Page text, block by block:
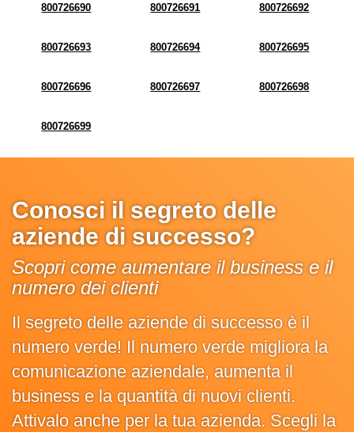
800726690 800726691 800726692
800726693 800726694 800726695
800726696 800726697 800726698
800726699
Conosci il segreto delle
aziende di successo?
Scopri come aumentare il business e il
numero dei clienti
Il segreto delle aziende di successo è il
numero verde! Il numero verde migliora la
comunicazione aziendale, aumenta il
business e la quantità di nuovi clienti.
Attivalo anche per la tua azienda. Scegli la